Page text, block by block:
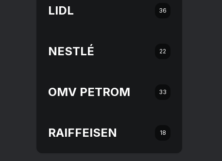
LIDL 36
NESTLÉ 22
OMV PETROM 33
RAIFFEISEN 18